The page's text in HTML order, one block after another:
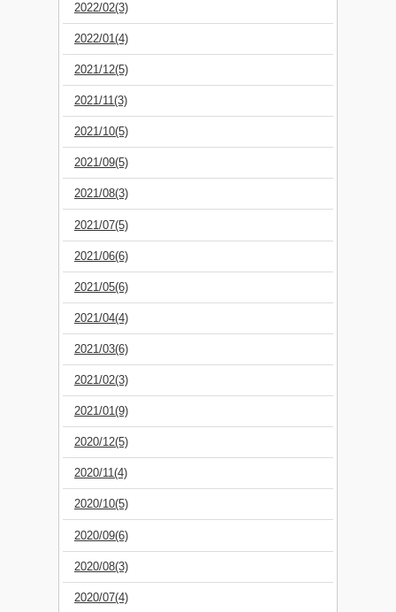
2022/02(3)
2022/01(4)
2021/12(5)
2021/11(3)
2021/10(5)
2021/09(5)
2021/08(3)
2021/07(5)
2021/06(6)
2021/05(6)
2021/04(4)
2021/03(6)
2021/02(3)
2021/01(9)
2020/12(5)
2020/11(4)
2020/10(5)
2020/09(6)
2020/08(3)
2020/07(4)